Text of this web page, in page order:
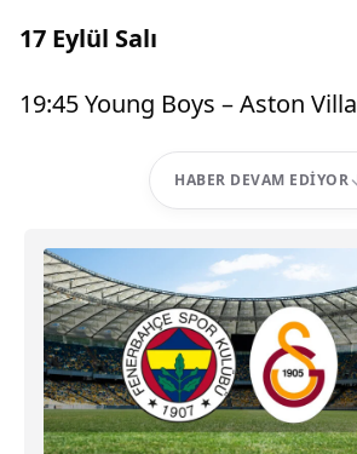
17 Eylül Salı
19:45 Young Boys – Aston Villa
HABER DEVAM EDIYOR